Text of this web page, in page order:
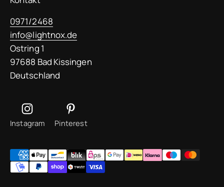
0971/2468
info@lightnox.de
Ostring 1
97688 Bad Kissingen
Deutschland
Instagram Pinterest